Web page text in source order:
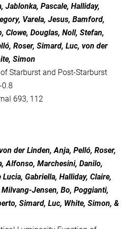
Jablonka, Pascale, Halliday,
Varela, Jesus, Bamford,
Clowe, Douglas, Noll, Stefan,
Roser, Simard, Luc, von der
Simon
Starburst and Post-Starburst
0.8
693, 112
der Linden, Anja, Pelló, Roser,
Alfonso, Marchesini, Danilo,
Lucia, Gabriella, Halliday, Claire,
Jensen, Bo, Poggianti,
Simard, Luc, White, Simon, &